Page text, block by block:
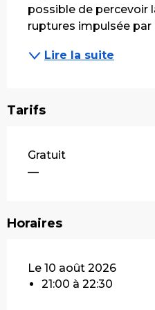
possible de percevoir
ruptures impulsée par
Lire la suite
Tarifs
Gratuit
—
Horaires
Le 10 août 2026
21:00 à 22:30